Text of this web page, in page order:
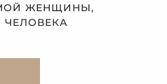
ЖЕНЩИНЫ,